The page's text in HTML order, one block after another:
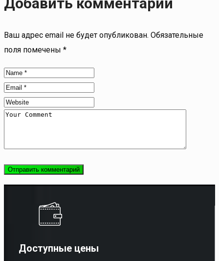
Ваш адрес email не будет опубликован. Обязательные
поля помечены *
Доступные цены